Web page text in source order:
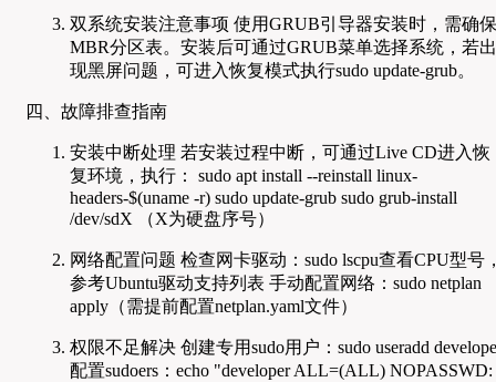
双系统安装注意事项 使用GRUB引导器安装时，需确保
MBR分区表。安装后可通过GRUB菜单选择系统，若出
现黑屏问题，可进入恢复模式执行sudo update-grub。
四、故障排查指南
安装中断处理 若安装过程中断，可通过Live CD进入恢
复环境，执行： sudo apt install --reinstall linux-
headers-$(uname -r) sudo update-grub sudo grub-install
/dev/sdX （X为硬盘序号）
网络配置问题 检查网卡驱动：sudo lscpu查看CPU型号
参考Ubuntu驱动支持列表 手动配置网络：sudo netplan
apply（需提前配置netplan.yaml文件）
权限不足解决 创建专用sudo用户：sudo useradd
配置sudoers：echo "developer ALL=(ALL) NOPASSWD: